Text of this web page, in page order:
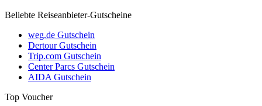
Beliebte Reiseanbieter-Gutscheine
weg.de Gutschein
Dertour Gutschein
Trip.com Gutschein
Center Parcs Gutschein
AIDA Gutschein
Top Voucher